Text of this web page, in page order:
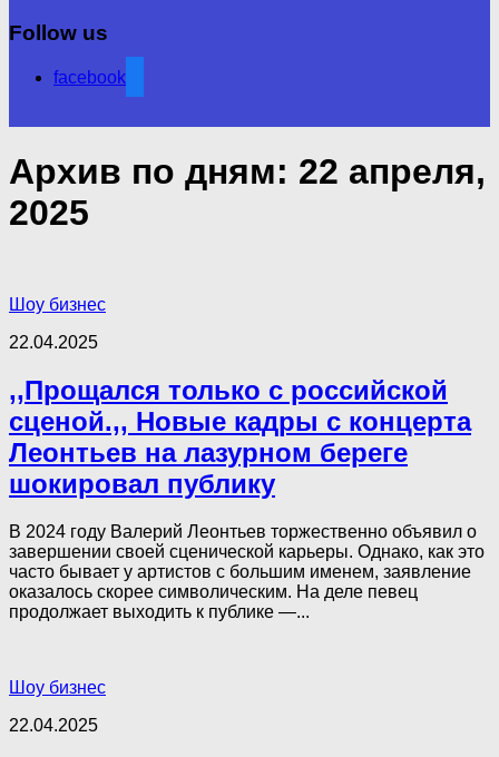
Follow us
facebook
Архив по дням: 22 апреля,
2025
Шоу бизнес
22.04.2025
,,Прощался только с российской
сценой.,, Новые кадры с концерта
Леонтьев на лазурном береге
шокировал публику
В 2024 году Валерий Леонтьев торжественно объявил о
завершении своей сценической карьеры. Однако, как это
часто бывает у артистов с большим именем, заявление
оказалось скорее символическим. На деле певец
продолжает выходить к публике —...
Шоу бизнес
22.04.2025